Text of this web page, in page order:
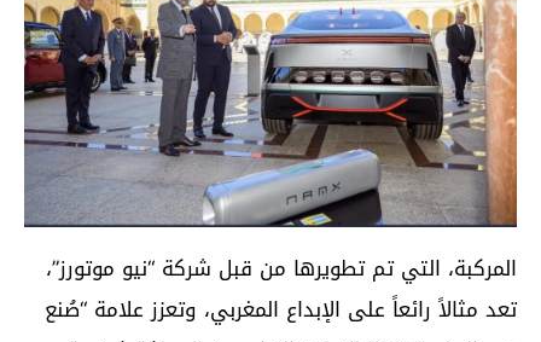
المركبة، التي تم تطويرها من قبل شركة “نيو موتورز”،
تعد مثالاً رائعاً على الإبداع المغربي، وتعزز علامة “صُنع